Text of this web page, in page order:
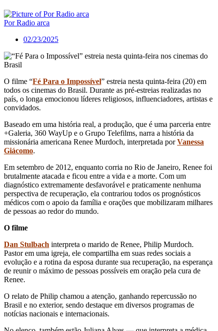
Por Radio arca
02/23/2025
O filme “Fé Para o Impossível” estreia nesta quinta-feira (20) em
todos os cinemas do Brasil. Durante as pré-estreias realizadas no
país, o longa emocionou líderes religiosos, influenciadores, artistas e
convidados.
Baseado em uma história real, a produção, que é uma parceria entre
+Galeria, 360 WayUp e o Grupo Telefilms, narra a história da
missionária americana Renee Murdoch, interpretada por Vanessa
Giácomo.
Em setembro de 2012, enquanto corria no Rio de Janeiro, Renee foi
brutalmente atacada e ficou entre a vida e a morte. Com um
diagnóstico extremamente desfavorável e praticamente nenhuma
perspectiva de recuperação, ela contrariou todos os prognósticos
médicos com o apoio da família e orações que mobilizaram milhares
de pessoas ao redor do mundo.
O filme
Dan Stulbach interpreta o marido de Renee, Philip Murdoch.
Pastor em uma igreja, ele compartilha em suas redes sociais a
evolução e a rotina da esposa durante sua recuperação, na esperança
de reunir o máximo de pessoas possíveis em oração pela cura de
Renee.
O relato de Philip chamou a atenção, ganhando repercussão no
Brasil e no exterior, sendo destaque em diversos programas de
notícias nacionais e internacionais.